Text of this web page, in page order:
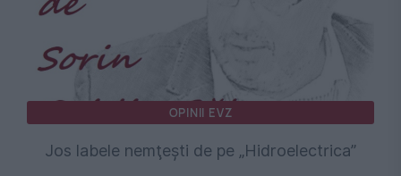
OPINII EVZ
Jos labele nemţeşti de pe „Hidroelectrica”